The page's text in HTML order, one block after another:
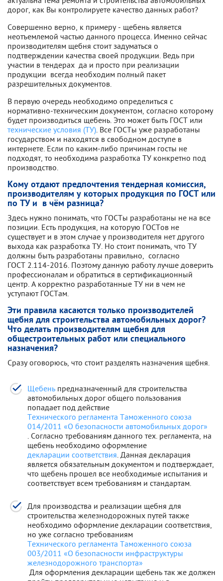
дорог, как Вы контролируете качество данных работ?
Совершенно верно, к примеру - щебень является
неотъемлемой частью данного процесса. Именно сейчас
производителям щебня стоит задуматься о
подтверждении качества своей продукции. Ведь при
участии в тендерах да и просто при реализации
продукции всегда необходим полный пакет
разрешительных документов.
В первую очередь необходимо определиться с
нормативно-техническим документом, согласно которому
будет производиться щебень. Это может быть ГОСТ или
технические условия (ТУ). Все ГОСТы уже разработаны
государством и находятся в свободном доступе в
интернете. Если по каким-либо причинам госты не
подходят, то необходима разработка ТУ конкретно под
производство.
Кому отдают предпочтения тендерная комиссия,
производителям у которых продукция по ГОСТ или
по ТУ и в чём разница?
Здесь нужно понимать, что ГОСТы разработаны не на все
позиции. Есть продукция, на которую ГОСТов не
существует и в этом случае у производителя нет другого
выхода как разработка ТУ. Но стоит понимать, что ТУ
должны быть разработаны правильно, согласно
ГОСТ 2.114-2016. Поэтому данную работу лучше доверить
профессионалам и обратиться в сертификационный
центр. А корректно разработанные ТУ ни в чем не
уступают ГОСТам.
Эти правила касаются только производителей
щебня для строительства автомобильных дорог?
Что делать производителям щебня для
общестроительных работ или специального
назначения?
Сразу оговорюсь, что стоит разделять назначения щебня.
Щебень предназначенный для строительства
автомобильных дорог общего пользования
попадает под действие
Технического регламента Таможенного союза
014/2011 «О безопасности автомобильных дорог»
. Согласно требованиям данного тех. регламента, на
щебень необходимо оформление
декларации соответствия. Данная декларация
является обязательным документом и подтверждает,
что щебень прошел все необходимые испытания и
соответствует всем требованиям и стандартам.
Для производства и реализации щебня для
строительства железнодорожных путей также
необходимо оформление декларации соответствия,
но уже согласно требованиям
Технического регламента Таможенного союза
003/2011 «О безопасности инфраструктуры
железнодорожного транспорта»
Для оформления декларации щебень так же должен